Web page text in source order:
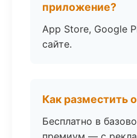
приложение?
App Store, Google
сайте.
Как разместить
Бесплатно в